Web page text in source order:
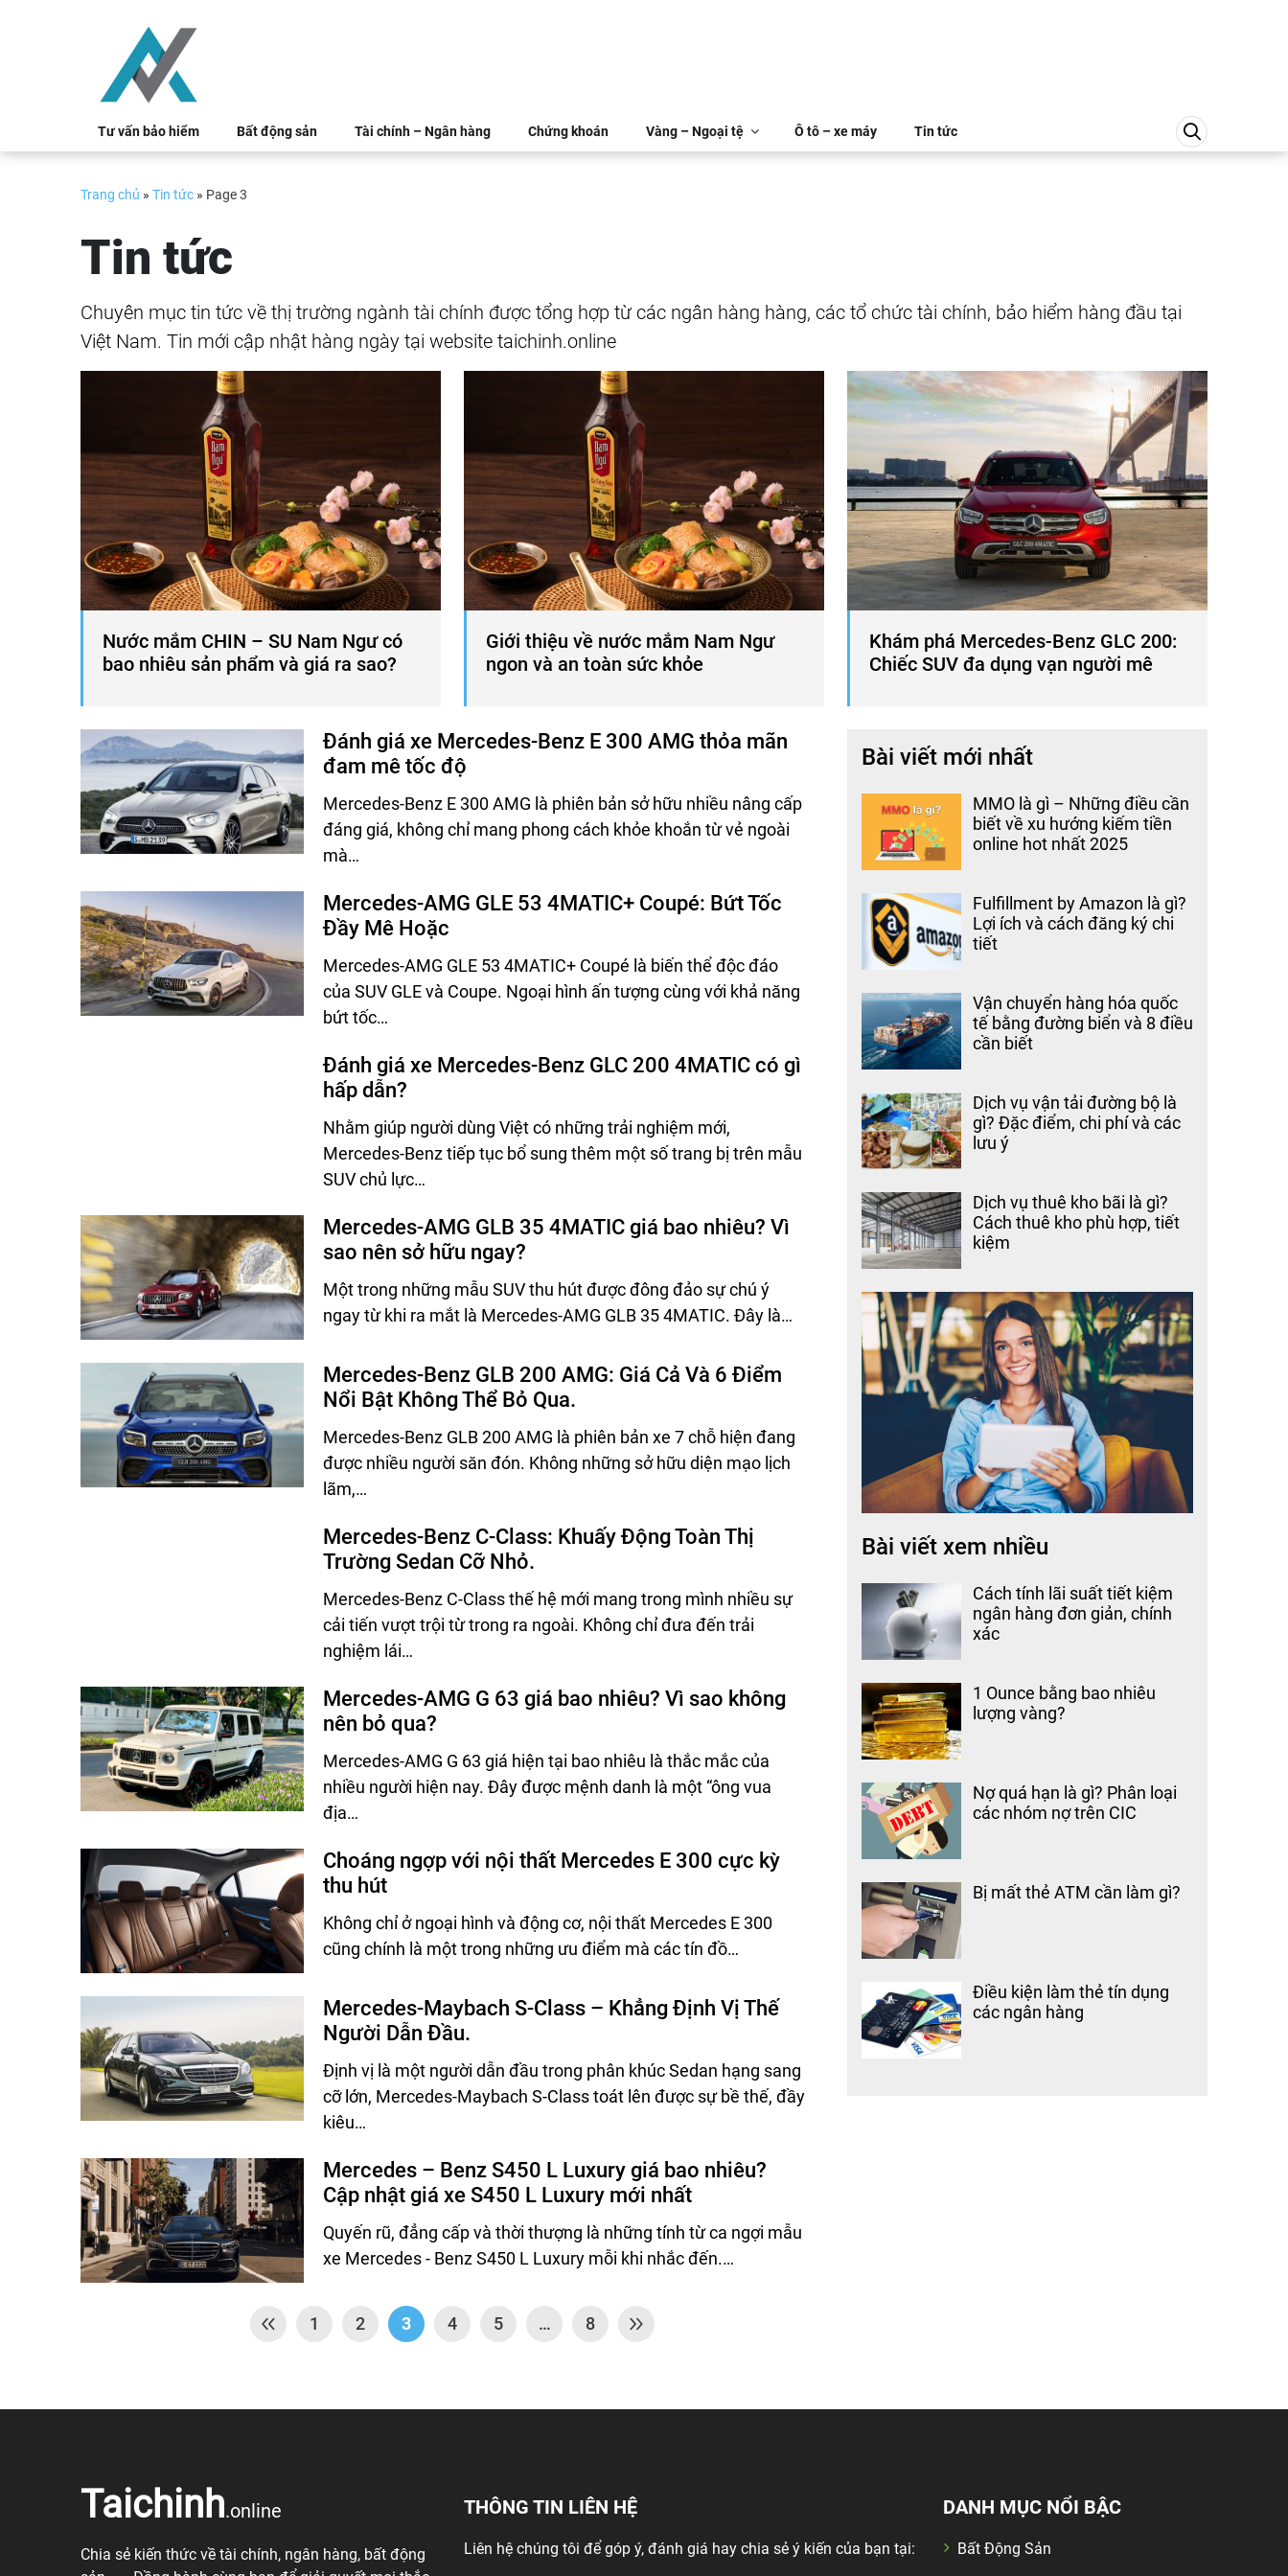
Tư vấn bảo hiểm Bất động sản Tài chính – Ngân hàng Chứng khoán Vàng – Ngoại tệ Ô tô – xe máy Tin tức
Trang chủ » Tin tức » Page 3
Tin tức
Chuyên mục tin tức về thị trường ngành tài chính được tổng hợp từ các ngân hàng hàng, các tổ chức tài chính, bảo hiểm hàng đầu tại
Việt Nam. Tin mới cập nhật hàng ngày tại website taichinh.online
Nước mắm CHIN – SU Nam Ngư có
bao nhiêu sản phẩm và giá ra sao?
Giới thiệu về nước mắm Nam Ngư
ngon và an toàn sức khỏe
Khám phá Mercedes-Benz GLC 200:
Chiếc SUV đa dụng vạn người mê
Đánh giá xe Mercedes-Benz E 300 AMG thỏa mãn
đam mê tốc độ
Mercedes-Benz E 300 AMG là phiên bản sở hữu nhiều nâng cấp
đáng giá, không chỉ mang phong cách khỏe khoắn từ vẻ ngoài
mà…
Mercedes-AMG GLE 53 4MATIC+ Coupé: Bứt Tốc
Đầy Mê Hoặc
Mercedes-AMG GLE 53 4MATIC+ Coupé là biến thể độc đáo
của SUV GLE và Coupe. Ngoại hình ấn tượng cùng với khả năng
bứt tốc…
Đánh giá xe Mercedes-Benz GLC 200 4MATIC có gì
hấp dẫn?
Nhằm giúp người dùng Việt có những trải nghiệm mới,
Mercedes-Benz tiếp tục bổ sung thêm một số trang bị trên mẫu
SUV chủ lực…
Mercedes-AMG GLB 35 4MATIC giá bao nhiêu? Vì
sao nên sở hữu ngay?
Một trong những mẫu SUV thu hút được đông đảo sự chú ý
ngay từ khi ra mắt là Mercedes-AMG GLB 35 4MATIC. Đây là…
Mercedes-Benz GLB 200 AMG: Giá Cả Và 6 Điểm
Nổi Bật Không Thể Bỏ Qua.
Mercedes-Benz GLB 200 AMG là phiên bản xe 7 chỗ hiện đang
được nhiều người săn đón. Không những sở hữu diện mạo lịch
lãm,…
Mercedes-Benz C-Class: Khuấy Động Toàn Thị
Trường Sedan Cỡ Nhỏ.
Mercedes-Benz C-Class thế hệ mới mang trong mình nhiều sự
cải tiến vượt trội từ trong ra ngoài. Không chỉ đưa đến trải
nghiệm lái…
Mercedes-AMG G 63 giá bao nhiêu? Vì sao không
nên bỏ qua?
Mercedes-AMG G 63 giá hiện tại bao nhiêu là thắc mắc của
nhiều người hiện nay. Đây được mệnh danh là một “ông vua
địa…
Choáng ngợp với nội thất Mercedes E 300 cực kỳ
thu hút
Không chỉ ở ngoại hình và động cơ, nội thất Mercedes E 300
cũng chính là một trong những ưu điểm mà các tín đồ…
Mercedes-Maybach S-Class – Khẳng Định Vị Thế
Người Dẫn Đầu.
Định vị là một người dẫn đầu trong phân khúc Sedan hạng sang
cỡ lớn, Mercedes-Maybach S-Class toát lên được sự bề thế, đầy
kiêu…
Mercedes – Benz S450 L Luxury giá bao nhiêu?
Cập nhật giá xe S450 L Luxury mới nhất
Quyến rũ, đẳng cấp và thời thượng là những tính từ ca ngợi mẫu
xe Mercedes - Benz S450 L Luxury mỗi khi nhắc đến.…
1 2 3 4 5 … 8
Bài viết mới nhất
MMO là gì – Những điều cần
biết về xu hướng kiếm tiền
online hot nhất 2025
Fulfillment by Amazon là gì?
Lợi ích và cách đăng ký chi
tiết
Vận chuyển hàng hóa quốc
tế bằng đường biển và 8 điều
cần biết
Dịch vụ vận tải đường bộ là
gì? Đặc điểm, chi phí và các
lưu ý
Dịch vụ thuê kho bãi là gì?
Cách thuê kho phù hợp, tiết
kiệm
Bài viết xem nhiều
Cách tính lãi suất tiết kiệm
ngân hàng đơn giản, chính
xác
1 Ounce bằng bao nhiêu
lượng vàng?
Nợ quá hạn là gì? Phân loại
các nhóm nợ trên CIC
Bị mất thẻ ATM cần làm gì?
Điều kiện làm thẻ tín dụng
các ngân hàng
Taichinh.online
Chia sẻ kiến thức về tài chính, ngân hàng, bất động
THÔNG TIN LIÊN HỆ
Liên hệ chúng tôi để góp ý, đánh giá hay chia sẻ ý kiến của bạn tại:
DANH MỤC NỔI BẬC
Bất Động Sản